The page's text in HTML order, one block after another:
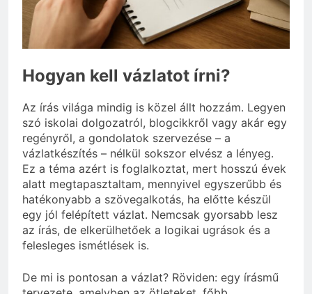
3 Nap Ezelőtt
Mikor kell büfiztetni a
babát?
Hogyan kell vázlatot írni?
Az írás világa mindig is közel állt hozzám. Legyen
szó iskolai dolgozatról, blogcikkről vagy akár egy
regényről, a gondolatok szervezése – a
vázlatkészítés – nélkül sokszor elvész a lényeg.
Ez a téma azért is foglalkoztat, mert hosszú évek
alatt megtapasztaltam, mennyivel egyszerűbb és
hatékonyabb a szövegalkotás, ha előtte készül
egy jól felépített vázlat. Nemcsak gyorsabb lesz
az írás, de elkerülhetőek a logikai ugrások és a
felesleges ismétlések is.
De mi is pontosan a vázlat? Röviden: egy írásmű